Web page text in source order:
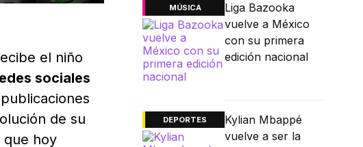
el niño
sociales
de su
que hoy
MÚSICA
Liga Bazooka
vuelve a México
con su primera
edición nacional
DEPORTES
Kylian Mbappé
vuelve a ser la